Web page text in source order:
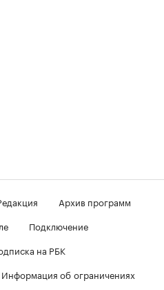
Архив программ
Подключение
на РБК
Информация об ограничениях